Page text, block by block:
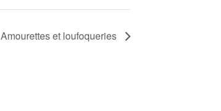
Amourettes et loufoqueries